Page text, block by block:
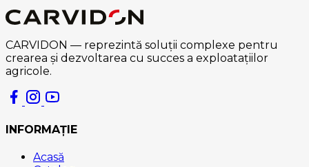
CARVIDON — reprezintă soluții complexe pentru
crearea și dezvoltarea cu succes a exploatațiilor
agricole.
INFORMAȚIE
Acasă